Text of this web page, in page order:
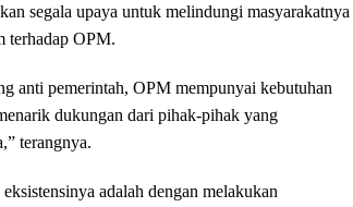
segala upaya untuk melindungi masyarakatnya
terhadap OPM.
anti pemerintah, OPM mempunyai kebutuhan
dukungan dari pihak-pihak yang
terangnya.
adalah dengan melakukan